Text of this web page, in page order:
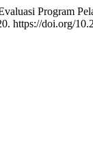
Program
https://doi.org/